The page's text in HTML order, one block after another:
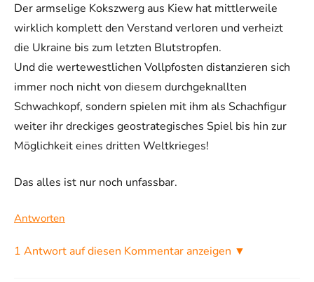
Der armselige Kokszwerg aus Kiew hat mittlerweile
wirklich komplett den Verstand verloren und verheizt
die Ukraine bis zum letzten Blutstropfen.
Und die wertewestlichen Vollpfosten distanzieren sich
immer noch nicht von diesem durchgeknallten
Schwachkopf, sondern spielen mit ihm als Schachfigur
weiter ihr dreckiges geostrategisches Spiel bis hin zur
Möglichkeit eines dritten Weltkrieges!
Das alles ist nur noch unfassbar.
Antworten
1 Antwort auf diesen Kommentar anzeigen ▼